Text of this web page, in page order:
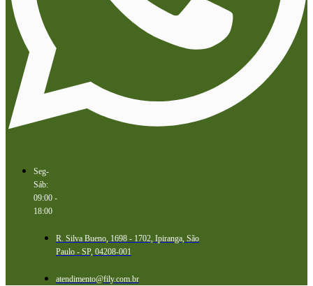
Seg-
Sáb:
09:00 -
18:00
R. Silva Bueno, 1698 - 1702, Ipiranga, São
Paulo - SP, 04208-001
atendimento@fily.com.br